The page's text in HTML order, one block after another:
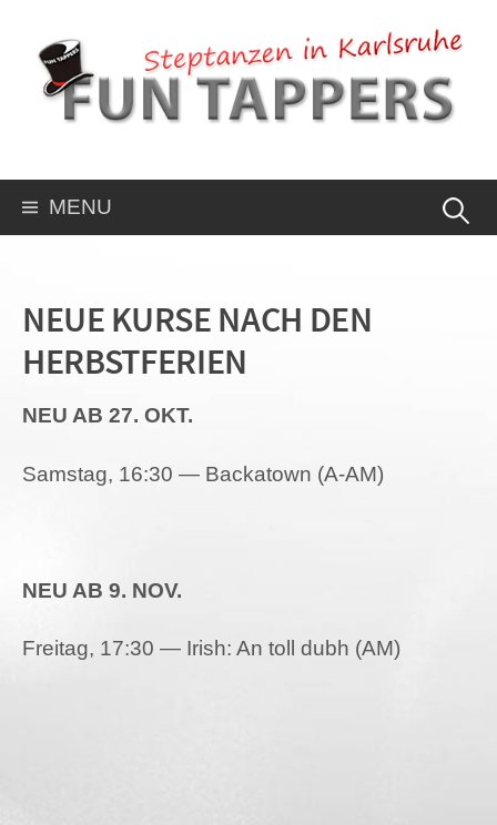
MENU
NEUE KURSE NACH DEN
HERBSTFERIEN
NEU AB 27. OKT.
Sams­tag, 16:30 — Backa­town (A‑AM)
NEU AB 9. NOV.
Frei­tag, 17:30 — Irish: An toll dubh (AM)